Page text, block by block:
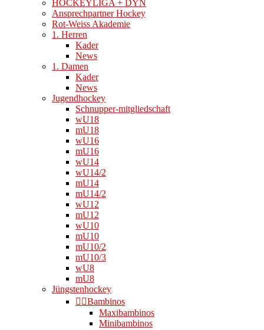
HOCKEYLIGA + DYN
Ansprechpartner Hockey
Rot-Weiss Akademie
1. Herren
Kader
News
1. Damen
Kader
News
Jugendhockey
Schnupper-mitgliedschaft
wU18
mU18
wU16
mU16
wU14
wU14/2
mU14
mU14/2
wU12
mU12
wU10
mU10
mU10/2
mU10/3
wU8
mU8
Jüngstenhockey
👉🏻Bambinos
Maxibambinos
Minibambinos